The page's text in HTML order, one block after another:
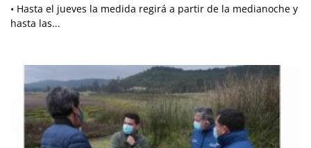
• Hasta el jueves la medida regirá a partir de la medianoche y
hasta las...